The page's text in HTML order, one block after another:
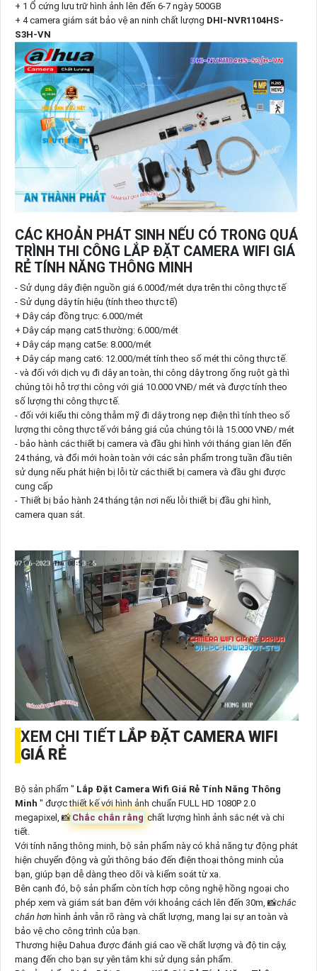
+ 1 Ổ cứng lưu trữ hình ảnh lên đến 6-7 ngày 500GB
+ 4 camera giám sát bảo vệ an ninh chất lượng DHI-NVR1104HS-
S3H-VN
CÁC KHOẢN PHÁT SINH NẾU CÓ TRONG QUÁ
TRÌNH THI CÔNG LẮP ĐẶT CAMERA WIFI GIÁ
RẺ TÍNH NĂNG THÔNG MINH
- Sử dụng dây điện nguồn giá 6.000đ/mét dựa trên thi công thực tế
- Sử dụng dây tín hiệu (tính theo thực tế)
+ Dây cáp đồng trục: 6.000/mét
+ Dây cáp mạng cat5 thường: 6.000/mét
+ Dây cáp mạng cat5e: 8.000/mét
+ Dây cáp mạng cat6: 12.000/mét tính theo số mét thi công thực tế.
- và đối với dịch vụ đi dây an toàn, thi công dây trong ống ruột gà thì
chúng tôi hỗ trợ thi công với giá 10.000 VNĐ/ mét và được tính theo
số lượng thi công thực tế.
- đối với kiểu thi công thẫm mỹ đi dây trong nẹp điện thì tính theo số
lượng thi công thực tế với bảng giá của chúng tôi là 15.000 VNĐ/ mét
- bảo hành các thiết bị camera và đầu ghi hình với tháng gian lên đến
24 tháng, và đổi mới hoàn toàn với các sản phẩm trong tuần đầu tiên
sử dụng nếu phát hiện bị lỗi từ các thiết bị camera và đầu ghi được
cung cấp
- Thiết bị bảo hành 24 tháng tận nơi nếu lỗi thiết bị đầu ghi hình,
camera quan sát.
XEM CHI TIẾT LẮP ĐẶT CAMERA WIFI
GIÁ RẺ
Bộ sản phẩm " Lắp Đặt Camera Wifi Giá Rẻ Tính Năng Thông
Minh " được thiết kế với hình ảnh chuẩn FULL HD 1080P 2.0
megapixel, 📸 Chắc chắn rằng chất lượng hình ảnh sắc nét và chi
tiết.
Với tính năng thông minh, bộ sản phẩm này có khả năng tự động phát
hiện chuyển động và gửi thông báo đến điện thoại thông minh của
bạn, giúp bạn dễ dàng theo dõi và kiểm soát từ xa.
Bên cạnh đó, bộ sản phẩm còn tích hợp công nghệ hồng ngoại cho
phép xem và giám sát ban đêm với khoảng cách lên đến 30m, 📸chắc
chắn hơnhình ảnh vẫn rõ ràng và chất lượng, mang lại sự an toàn và
bảo vệ cho công trình của bạn.
Thương hiệu Dahua được đánh giá cao về chất lượng và độ tin cậy,
mang đến cho bạn sự yên tâm khi sử dụng sản phẩm.